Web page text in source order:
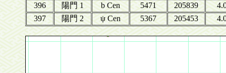
396
陽門 1 b Cen 5471 205839
397
陽門 2 ψ Cen 5367 205453